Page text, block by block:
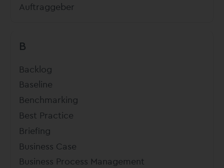
Auftraggeber
B
Backlog
Baseline
Benchmarking
Best Practice
Briefing
Business Case
Business Process Management